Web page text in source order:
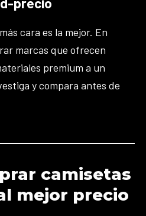
cara es la mejor. En
marcas que ofrecen
premium a un
y compara antes de
camisetas
mejor precio